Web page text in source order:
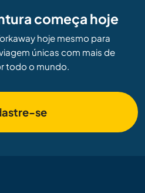
começa hoje
hoje mesmo para
únicas com mais de
todo o mundo.
se